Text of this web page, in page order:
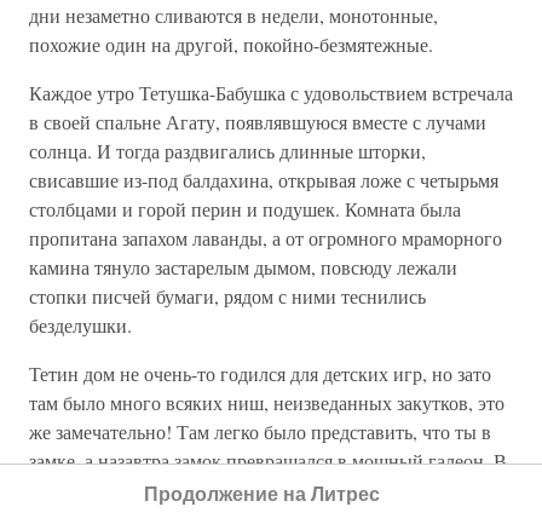
дни незаметно сливаются в недели, монотонные,
похожие один на другой, покойно-безмятежные.
Каждое утро Тетушка-Бабушка с удовольствием встречала
в своей спальне Агату, появлявшуюся вместе с лучами
солнца. И тогда раздвигались длинные шторки,
свисавшие из-под балдахина, открывая ложе с четырьмя
столбцами и горой перин и подушек. Комната была
пропитана запахом лаванды, а от огромного мраморного
камина тянуло застарелым дымом, повсюду лежали
стопки писчей бумаги, рядом с ними теснились
безделушки.
Тетин дом не очень-то годился для детских игр, но зато
там было много всяких ниш, неизведанных закутков, это
же замечательно! Там легко было представить, что ты в
замке, а назавтра замок превращался в мощный галеон. В
этом доме реальность всегда граничила с волшебством.
Продолжение на Литрес